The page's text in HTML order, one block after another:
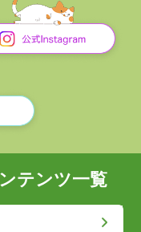
テンツ一覧